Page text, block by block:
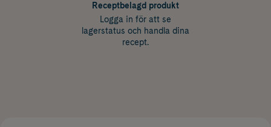
Receptbelagd produkt
Logga in för att se
lagerstatus och handla dina
recept.